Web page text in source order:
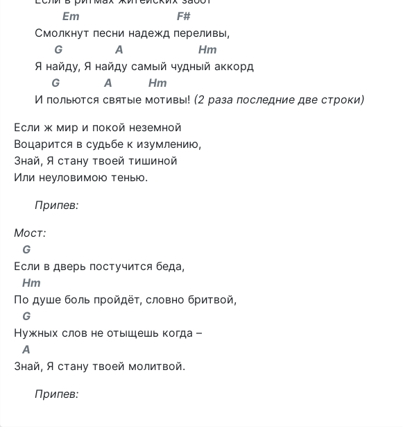
Em F#
Смолкнут песни надежд переливы,
G A Hm
Я найду, Я найду самый чудный аккорд
G A Hm
И польются святые мотивы! (2 раза последние две строки)
Если ж мир и покой неземной
Воцарится в судьбе к изумлению,
Знай, Я стану твоей тишиной
Или неуловимою тенью.
Припев:
Мост:
G
Если в дверь постучится беда,
Hm
По душе боль пройдёт, словно бритвой,
G
Нужных слов не отыщешь когда –
A
Знай, Я стану твоей молитвой.
Припев: